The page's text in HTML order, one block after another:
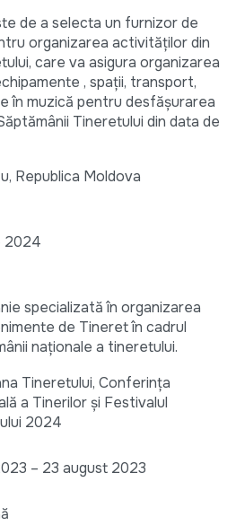
de a selecta un furnizor de
organizarea activităților din
care va asigura organizarea
, spații, transport,
în muzică pentru desfășurarea
Tineretului din data de
Republica Moldova
2024
specializată în organizarea
de Tineret în cadrul
naționale a tineretului.
Tineretului, Conferința
a Tinerilor și Festivalul
2024
– 23 august 2023